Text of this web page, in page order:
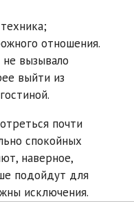
отношения.
вызывало
выйти из
почти
спокойных
наверное,
подойдут для
исключения.